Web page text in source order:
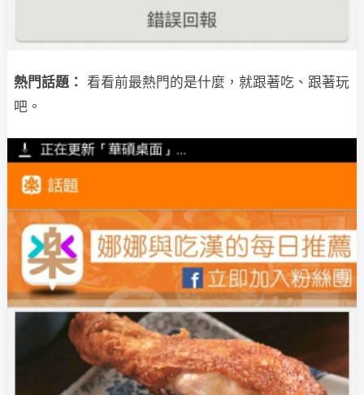
熱門話題： 看看前最熱門的是什麼，就跟著吃、跟著玩
吧。